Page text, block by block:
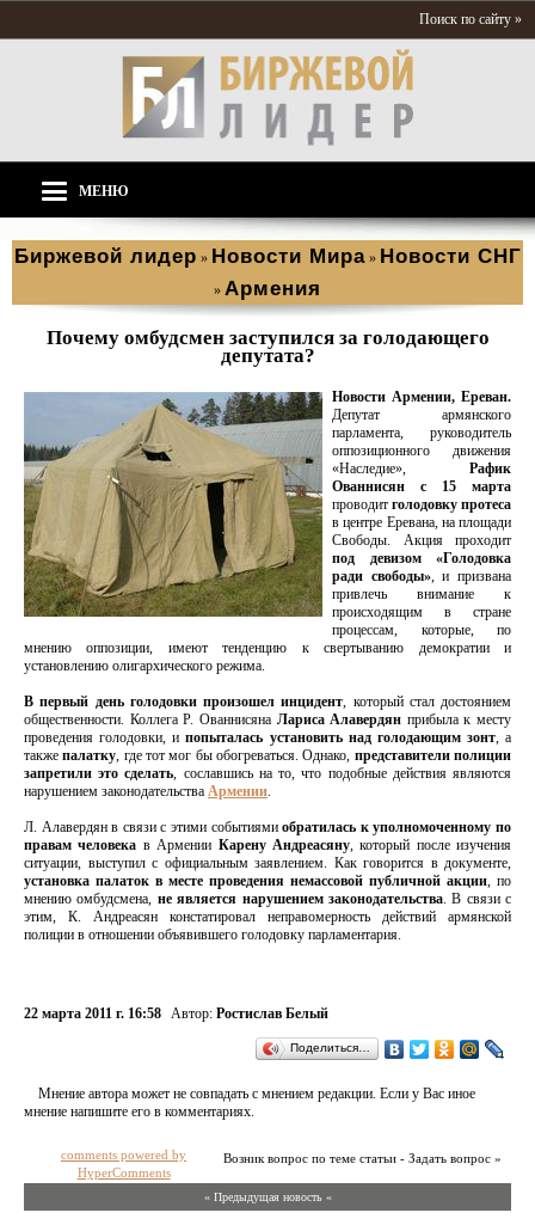
Поиск по сайту »
МЕНЮ
Биржевой лидер » Новости Мира » Новости СНГ
» Армения
Почему омбудсмен заступился за голодающего
депутата?
Новости Армении, Ереван.
Депутат армянского
парламента, руководитель
оппозиционного движения
«Наследие», Рафик
Ованнисян
с 15 марта
проводит голодовку протеса
в центре Еревана, на площади
Свободы. Акция проходит
под девизом «Голодовка
ради свободы», и призвана
привлечь внимание к
происходящим в стране
процессам, которые, по
мнению оппозиции, имеют тенденцию к свертыванию демократии и
установлению олигархического режима.
В первый день голодовки произошел инцидент, который стал достоянием
общественности. Коллега Р. Ованнисяна Лариса Алавердян прибыла к месту
проведения голодовки, ипопыталась установить над голодающим зонт, а
такжепалатку, где тот мог бы обогреваться. Однако, представители полиции
запретили это сделать, сославшись на то, что подобные действия являются
нарушением законодательства Армении.
Л. Алавердян в связи с этими событиямиобратилась к уполномоченному по
правам человека в Армении Карену Андреасяну, который после изучения
ситуации, выступил с официальным заявлением. Как говорится в документе,
установка палаток в месте проведения немассовой публичной акции, по
мнению омбудсмена, не является нарушением законодательства. В связи с
этим, К. Андреасян констатировал неправомерность действий армянской
полиции в отношении объявившего голодовку парламентария.
22 марта 2011 г. 16:58 Автор: Ростислав Белый
Поделиться…
Мнение автора может не совпадать с мнением редакции. Если у Вас иное
мнение напишите его в комментариях.
Возник вопрос по теме статьи - Задать вопрос »
comments powered by
HyperComments
« Предыдущая новость «